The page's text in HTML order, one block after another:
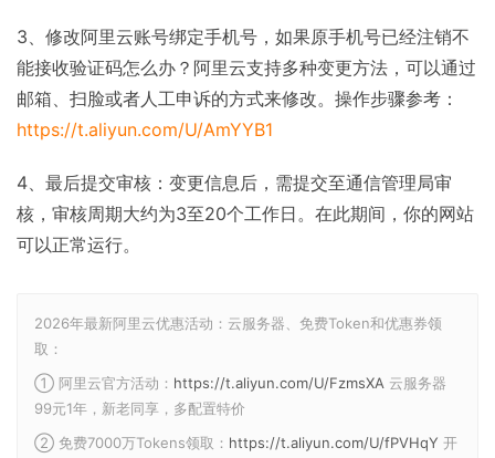
3、修改阿里云账号绑定手机号，如果原手机号已经注销不
能接收验证码怎么办？阿里云支持多种变更方法，可以通过
邮箱、扫脸或者人工申诉的方式来修改。操作步骤参考：
https://t.aliyun.com/U/AmYYB1
4、最后提交审核：变更信息后，需提交至通信管理局审
核，审核周期大约为3至20个工作日。在此期间，你的网站
可以正常运行。
2026年最新阿里云优惠活动：云服务器、免费Token和优惠券领
取：
① 阿里云官方活动： https://t.aliyun.com/U/FzmsXA 云服务器
99元1年，新老同享，多配置特价
② 免费7000万Tokens领取： https://t.aliyun.com/U/fPVHqY 开